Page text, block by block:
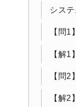
シス
【問
【解
【問
【解